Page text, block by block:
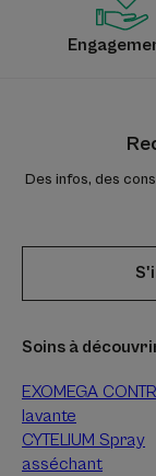
Des infos, des
Soins à
EXOMEGA
lavante
CYTELIUM Spray
asséchant